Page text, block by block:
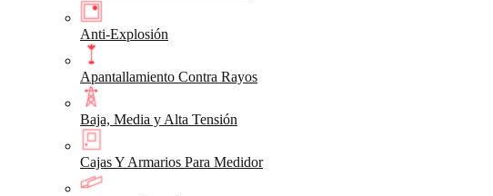
Anti-Explosión
Apantallamiento Contra Rayos
Baja, Media y Alta Tensión
Cajas Y Armarios Para Medidor